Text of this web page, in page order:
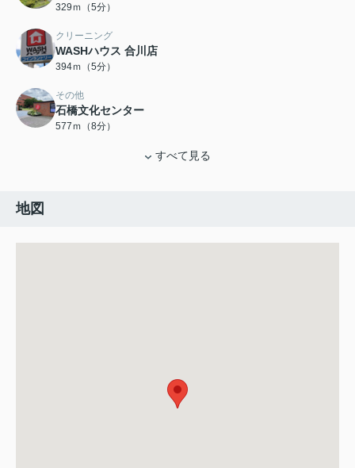
329ｍ（5分）
クリーニング
WASHハウス 合川店
394ｍ（5分）
その他
石橋文化センター
577ｍ（8分）
すべて見る
地図